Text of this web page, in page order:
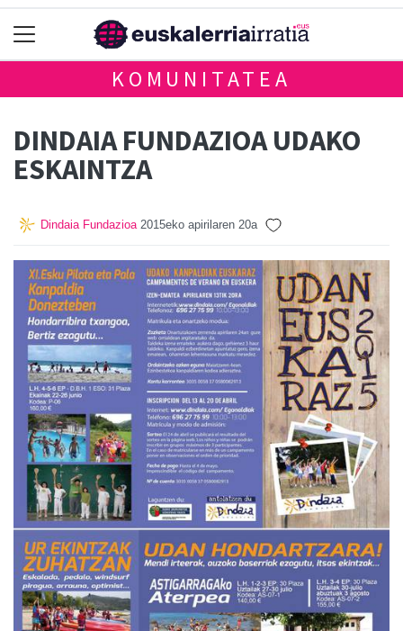
KOMUNITATEA
DINDAIA FUNDAZIOA UDAKO
ESKAINTZA
Dindaia Fundazioa 2015eko apirilaren 20a